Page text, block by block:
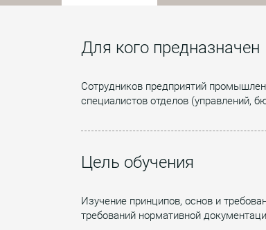
Для кого предназначен
Сотрудников предприятий
специалистов отделов (управлений,
Цель обучения
Изучение принципов, основ и
требований нормативной